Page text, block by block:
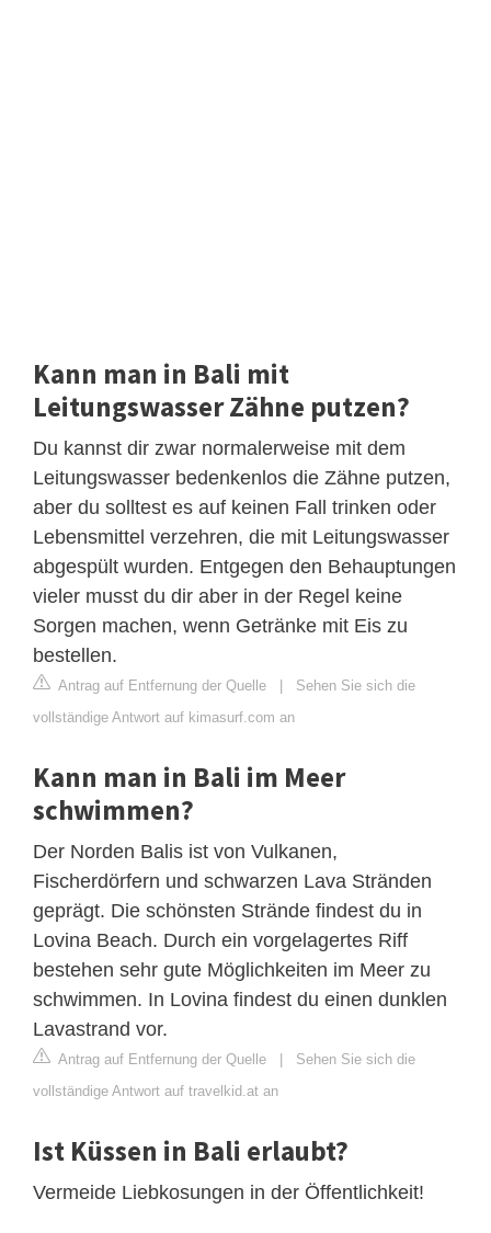
Kann man in Bali mit
Leitungswasser Zähne putzen?
Du kannst dir zwar normalerweise mit dem
Leitungswasser bedenkenlos die Zähne putzen,
aber du solltest es auf keinen Fall trinken oder
Lebensmittel verzehren, die mit Leitungswasser
abgespült wurden. Entgegen den Behauptungen
vieler musst du dir aber in der Regel keine
Sorgen machen, wenn Getränke mit Eis zu
bestellen.
Antrag auf Entfernung der Quelle | Sehen Sie sich die
vollständige Antwort auf kimasurf.com an
Kann man in Bali im Meer
schwimmen?
Der Norden Balis ist von Vulkanen,
Fischerdörfern und schwarzen Lava Stränden
geprägt. Die schönsten Strände findest du in
Lovina Beach. Durch ein vorgelagertes Riff
bestehen sehr gute Möglichkeiten im Meer zu
schwimmen. In Lovina findest du einen dunklen
Lavastrand vor.
Antrag auf Entfernung der Quelle | Sehen Sie sich die
vollständige Antwort auf travelkid.at an
Ist Küssen in Bali erlaubt?
Vermeide Liebkosungen in der Öffentlichkeit!